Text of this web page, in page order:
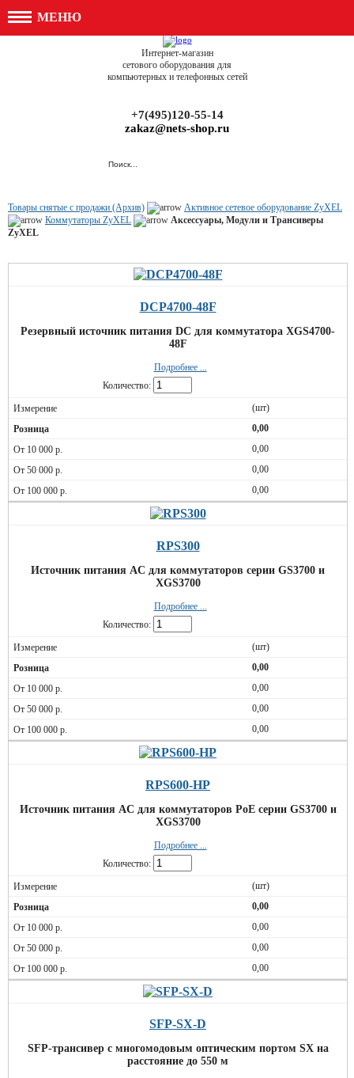
МЕНЮ
Интернет-магазин
сетового оборудования для
компьютерных и телефонных сетей
+7(495)120-55-14
zakaz@nets-shop.ru
Товары снятые с продажи (Архив)
Активное сетевое оборудование ZyXEL
Коммутаторы ZyXEL
Аксессуары, Модули и Трансиверы
ZyXEL
DCP4700-48F
Резервный источник питания DC для коммутатора XGS4700-
48F
Подробнее ...
Количество:
(шт)
0,00
0,00
0,00
0,00
RPS300
Источник питания AC для коммутаторов серии GS3700 и
XGS3700
Подробнее ...
Количество:
(шт)
0,00
0,00
0,00
0,00
RPS600-HP
Источник питания AC для коммутаторов PoE серии GS3700 и
XGS3700
Подробнее ...
Количество:
(шт)
0,00
0,00
0,00
0,00
SFP-SX-D
SFP-трансивер с многомодовым оптическим портом SX на
расстояние до 550 м